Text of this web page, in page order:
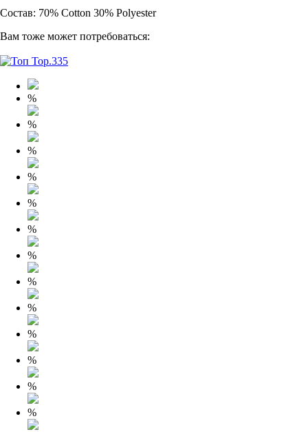
Состав: 70% Cotton 30% Polyester
Вам тоже может потребоваться:
%
%
%
%
%
%
%
%
%
%
%
%
%